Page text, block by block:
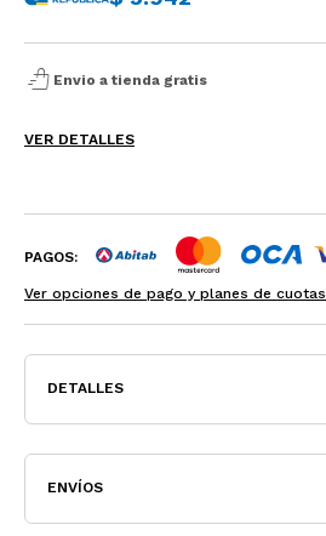
shopping_bag_speed Envio a tienda gratis
VER DETALLES
PAGOS:
Ver opciones de pago y planes de cuotas
DETALLES
ENVÍOS